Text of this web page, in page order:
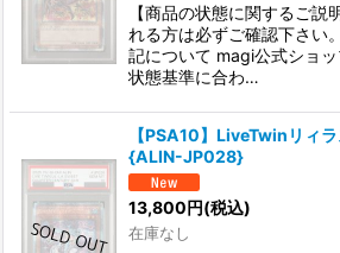
【商品の状態に関するご説
れる方は必ずご確認下さい
記について magi公式ショ
状態基準に合わ…
【PSA10】LiveTwinリィ
{ALIN-JP028}
13,800円(税込)
在庫なし